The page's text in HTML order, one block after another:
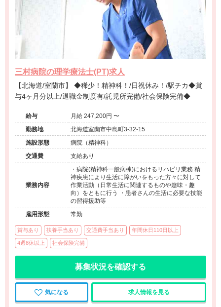
三村病院の理学療法士(PT)求人
【北海道/室蘭市】 ◆稀少！精神科！/日祝休み！/駅チカ◆賞
与4ヶ月分以上/退職金制度有/託児所完備/社会保険完備◆
給与
月給 247,200円 〜
勤務地
北海道室蘭市中島町3-32-15
施設形態
病院（精神科）
交通費
支給あり
業務内容
・病院(精神科一般病棟)におけるリハビリ業務 精
神疾患により生活に障がいをもった方々に対して
作業活動（日常生活に関連するものや趣味・趣
向）をともに行う ・患者さんの生活に必要な技能
の習得援助等
雇用形態
常勤
賞与あり 扶養手当あり 交通費手当あり 年間休日110日以上
4週8休以上 社会保険完備
募集状況を確認する
気になる 求人情報を見る